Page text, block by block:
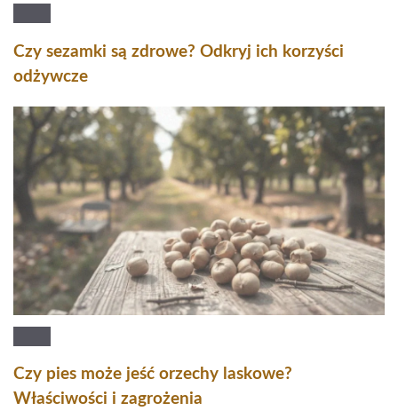
Czy sezamki są zdrowe? Odkryj ich korzyści
odżywcze
Czy pies może jeść orzechy laskowe?
Właściwości i zagrożenia